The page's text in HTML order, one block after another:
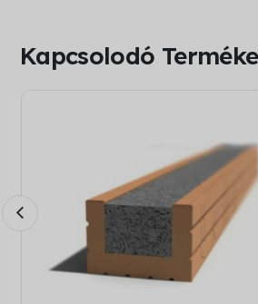
Kapcsolodó